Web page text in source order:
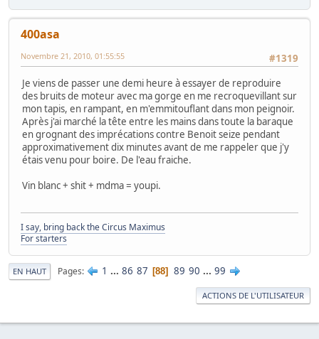
400asa
#1319
Novembre 21, 2010, 01:55:55
Je viens de passer une demi heure à essayer de reproduire
des bruits de moteur avec ma gorge en me recroquevillant sur
mon tapis, en rampant, en m'emmitouflant dans mon peignoir.
Après j'ai marché la tête entre les mains dans toute la baraque
en grognant des imprécations contre Benoit seize pendant
approximativement dix minutes avant de me rappeler que j'y
étais venu pour boire. De l'eau fraiche.
Vin blanc + shit + mdma = youpi.
I say, bring back the Circus Maximus
For starters
EN HAUT Pages 1 ... 86 87 88 89 90 ... 99
ACTIONS DE L'UTILISATEUR